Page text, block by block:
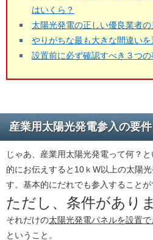
はいくら？
太陽光発電の正しい優良業者
やりがちな最も大きな間違い
設置前に必ず確認すべき３つの
産業用太陽光発電参入の要
じゃあ、産業用太陽光発電って何？
的にお伝えすると10ｋW以上の太陽
す。基本的にだれでも参入することが
ただし、条件があり
それだけの太陽光発電パネルを設置
ということ。